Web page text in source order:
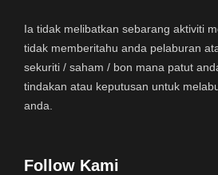
Ia tidak melibatkan sebarang aktiviti
tidak memberitahu anda pelaburan
sekuriti / saham / bon mana patut
tindakan atau keputusan untuk
anda.
Follow Kami